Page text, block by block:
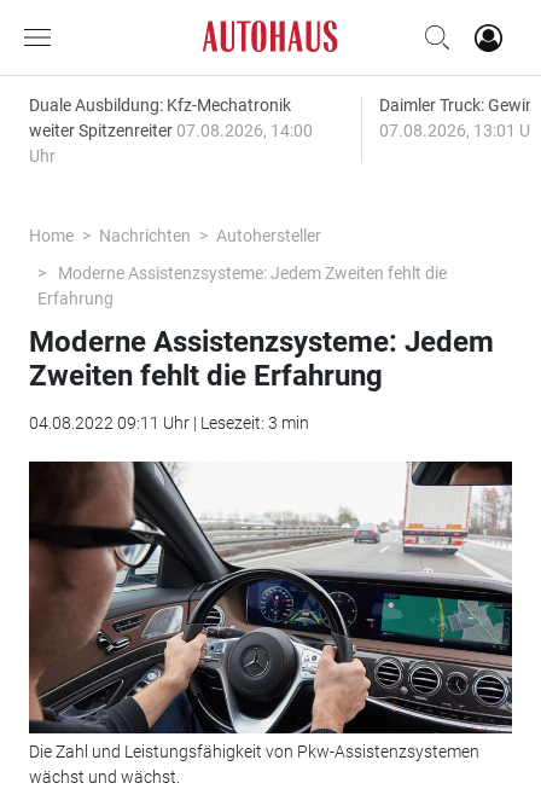
Duale Ausbildung: Kfz-Mechatronik
weiter Spitzenreiter 07.08.2026, 14:00
Uhr
Daimler Truck:
07.08.2026, 13:01
Home Nachrichten
Autohersteller
Moderne Assistenzsysteme: Jedem Zweiten fehlt die
Erfahrung
Moderne Assistenzsysteme: Jedem
Zweiten fehlt die Erfahrung
04.08.2022 09:11 Uhr | Lesezeit: 3 min
Die Zahl und Leistungsfähigkeit von Pkw-Assistenzsystemen
wächst und wächst.